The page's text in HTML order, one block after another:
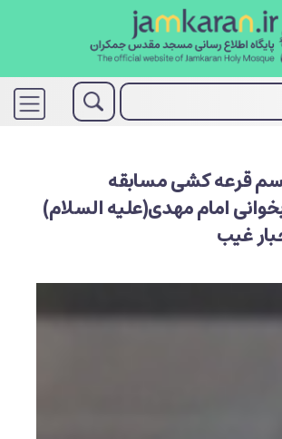
قرعه کشی مسابقه
امام مهدی(علیه السلام)
غیب